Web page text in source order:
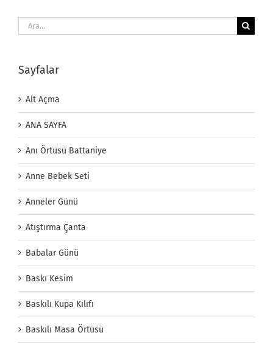
Ara:
Sayfalar
Alt Açma
ANA SAYFA
Anı Örtüsü Battaniye
Anne Bebek Seti
Anneler Günü
Atıştırma Çanta
Babalar Günü
Baskı Kesim
Baskılı Kupa Kılıfı
Baskılı Masa Örtüsü